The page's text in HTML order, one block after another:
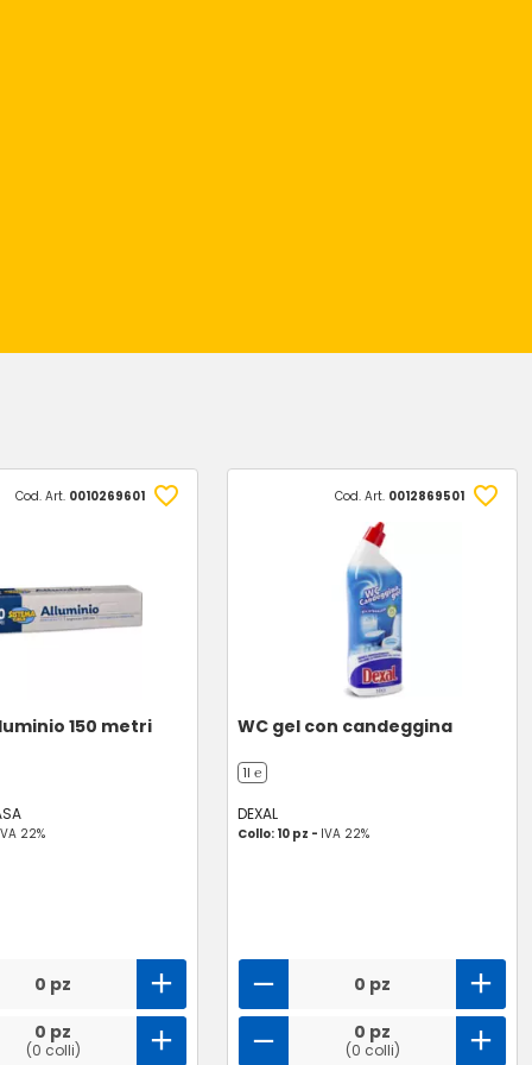
Cod. Art. 0010269601
150 metri
22%
0 pz
0 pz
(0 colli)
Cod. Art. 0012869501
WC gel con candeggina
1l ℮
DEXAL
Collo: 10 pz - IVA 22%
0 pz
0 pz
(0 colli)